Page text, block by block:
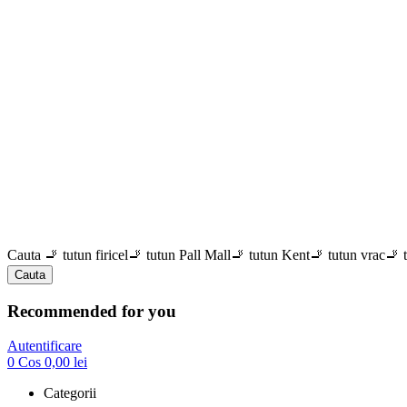
Cauta 🚬 tutun firicel🚬 tutun Pall Mall🚬 tutun Kent🚬 tutun vrac🚬
Cauta
Recommended for you
Autentificare
0 Cos 0,00 lei
Categorii